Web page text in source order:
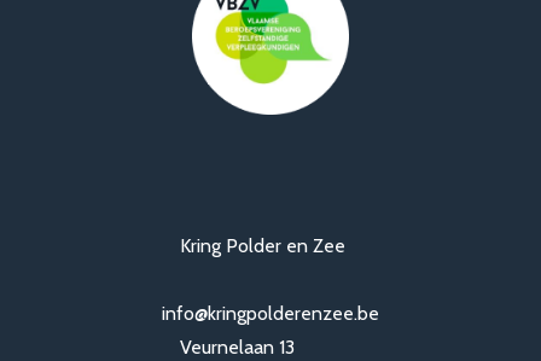
Kring Polder en Zee
info@kringpolderenzee.be
Veurnelaan 13